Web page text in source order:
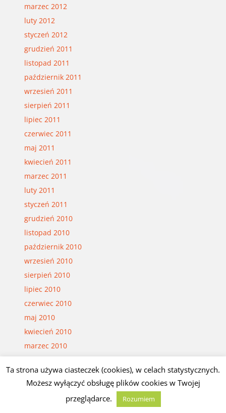
marzec 2012
luty 2012
styczeń 2012
grudzień 2011
listopad 2011
październik 2011
wrzesień 2011
sierpień 2011
lipiec 2011
czerwiec 2011
maj 2011
kwiecień 2011
marzec 2011
luty 2011
styczeń 2011
grudzień 2010
listopad 2010
październik 2010
wrzesień 2010
sierpień 2010
lipiec 2010
czerwiec 2010
maj 2010
kwiecień 2010
marzec 2010
luty 2010
styczeń 2010
grudzień 2009
listopad 2009
Ta strona używa ciasteczek (cookies), w celach statystycznych.
Możesz wyłączyć obsługę plików cookies w Twojej
przeglądarce.
Rozumiem